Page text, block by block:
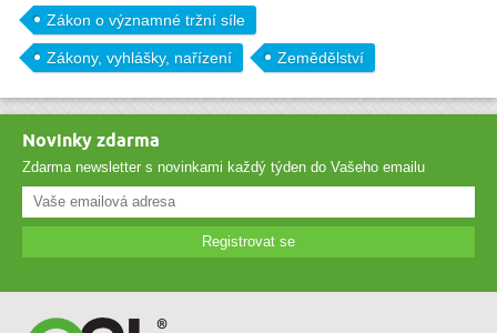
Zákon o významné tržní síle
Zákony, vyhlášky, nařízení Zemědělství
Novinky zdarma
Zdarma newsletter s novinkami každý týden do Vašeho emailu
Registrovat se